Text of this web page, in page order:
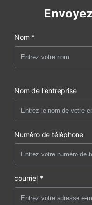
Nom *
Nom de l'entreprise
Numéro de téléphone
courriel *